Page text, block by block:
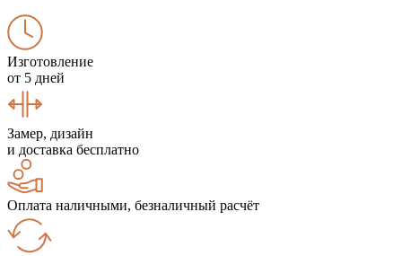
Изготовление
от 5 дней
Замер, дизайн
и доставка бесплатно
Оплата наличными, безналичный расчёт